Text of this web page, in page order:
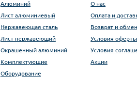
Алюминий
Лист алюминиевый
Нержавеющая сталь
Лист нержавеющий
Окрашенный алюминий
Комплектующие
Оборудование
О нас
Оплата и
Возврат и
Условия оферты
Условия
Акции